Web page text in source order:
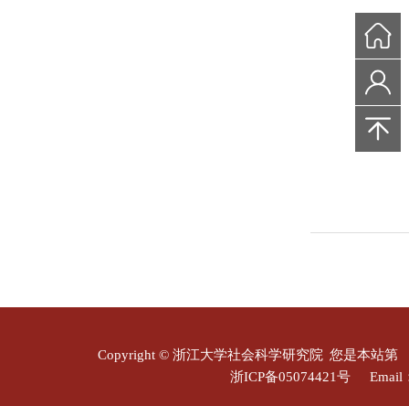
Copyright © 浙江大学社会科学研究院 您是本站第
浙ICP备05074421号
Email